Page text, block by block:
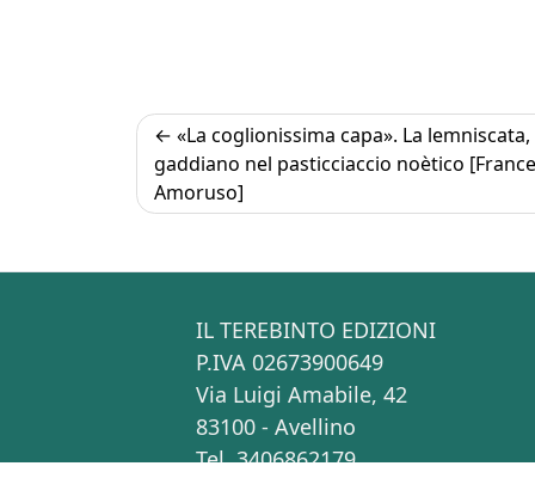
Navigazione
articoli
«La coglionissima capa». La lemniscata,
gaddiano nel pasticciaccio noètico
Amoruso]
IL TEREBINTO EDIZIONI
P.IVA 02673900649
Via Luigi Amabile, 42
83100 - Avellino
Tel. 3406862179